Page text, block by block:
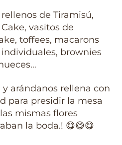
de Tiramisú,
vasitos de
toffees, macarons
brownies
arándanos rellena con
para presidir la mesa
mismas flores
la boda.! 😋😋😋